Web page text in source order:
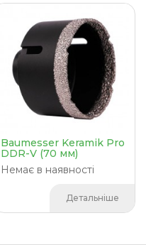
Baumesser Keramik Pro
DDR-V (70 мм)
Немає в наявності
Детальніше